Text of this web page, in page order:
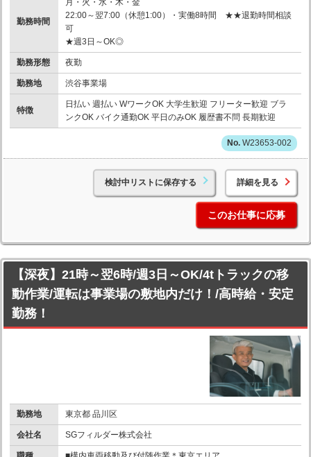
勤務時間
月・火・水・木・金
22:00～翌7:00（休憩1:00）・実働8時間 ★★退勤時間相談
可
★週3日～OK◎
勤務形態 夜勤
勤務地 渋谷事業場
特徴
日払い 週払い WワークOK 大学生歓迎 フリーター歓迎 ブラ
ンクOK バイク通勤OK 平日のみOK 履歴書不問 長期歓迎
W23653-002
検討中リストに保存する 詳細を見る
このお仕事に応募
【深夜】21時～翌6時/週3日～OK/4tトラックの移
動作業/運転は事業場の敷地内だけ！/高時給・安定
勤務！
勤務地 東京都 品川区
会社名 SGフィルダー株式会社